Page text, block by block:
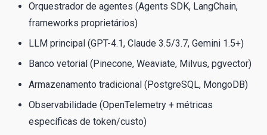
Orquestrador de agentes (Agents SDK, LangChain,
frameworks proprietários)
LLM principal (GPT-4.1, Claude 3.5/3.7, Gemini 1.5+)
Banco vetorial (Pinecone, Weaviate, Milvus, pgvector)
Armazenamento tradicional (PostgreSQL, MongoDB)
Observabilidade (OpenTelemetry + métricas
específicas de token/custo)